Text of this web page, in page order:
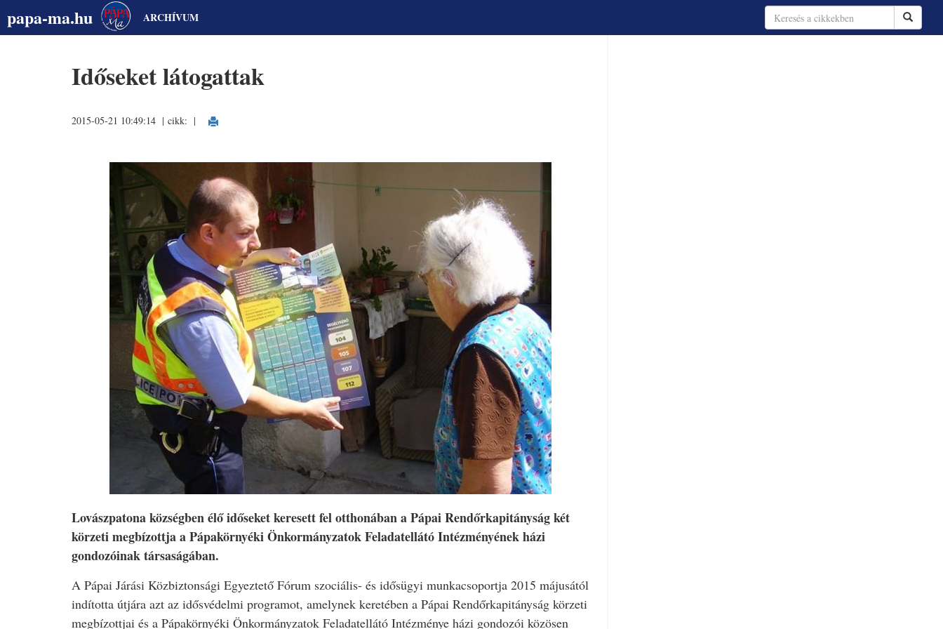
papa-ma.hu ARCHÍVUM
Időseket látogattak
2015-05-21 10:49:14 | cikk: |
Lovászpatona községben élő időseket keresett fel otthonában a Pápai Rendőrkapitányság két
körzeti megbízottja a Pápakörnyéki Önkormányzatok Feladatellátó Intézményének házi
gondozóinak társaságában.
A Pápai Járási Közbiztonsági Egyeztető Fórum szociális- és idősügyi munkacsoportja 2015 májusától
indította útjára azt az idősvédelmi programot, amelynek keretében a Pápai Rendőrkapitányság körzeti
megbízottjai és a Pápakörnyéki Önkormányzatok Feladatellátó Intézménye házi gondozói közösen